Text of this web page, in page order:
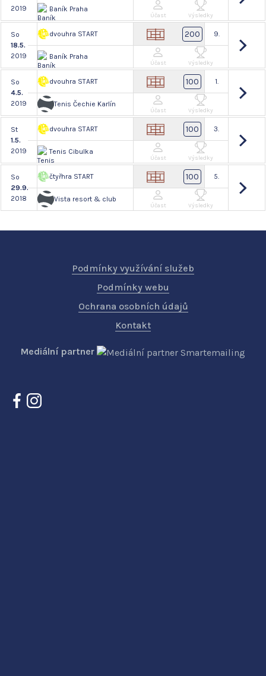
2019
Baník Praha
Účast Výsledky
So
18.5.
2019
dvouhra START
Baník Praha
200 9.
Účast Výsledky
So
4.5.
2019
dvouhra START
Tenis Čechie Karlín
100 1.
Účast Výsledky
St
1.5.
2019
dvouhra START
Tenis Cibulka
100 3.
Účast Výsledky
So
29.9.
2018
čtyřhra START
Vista resort & club
100 5.
Účast Výsledky
Podmínky využívání služeb
Podmínky webu
Ochrana osobních údajů
Kontakt
Mediální partner